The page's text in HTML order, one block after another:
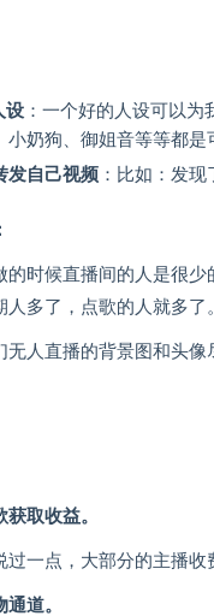
设 ：一个好的人设可以
小奶狗、御姐音等等都是
发自己视频 ：比如：发
的时候直播间的人是很
人多了，点歌的人就多了
无人直播的背景图和头像
取收益。
过一点，大部分的主播
道。